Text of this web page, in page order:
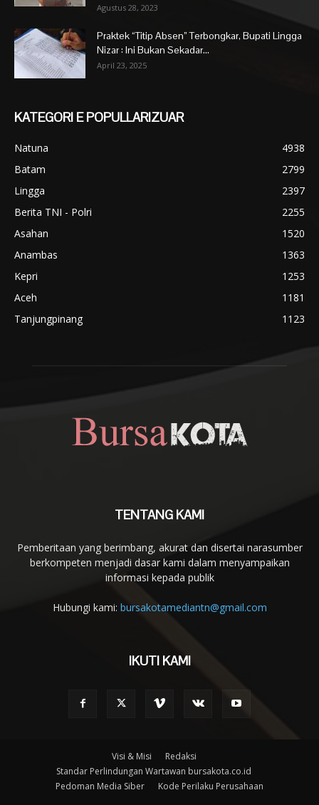
Agustus 28, 2023
Praktek “Titip Absen” Terbongkar, Bupati Lingga
Nizar : Ini Bukan Sekadar...
April 23, 2025
KATEGORI E POPULLARIZUAR
Natuna
4938
Batam
2799
Lingga
2397
Berita TNI - Polri
2255
Asahan
1520
Anambas
1363
Kepri
1253
Aceh
1181
Tanjungpinang
1123
TENTANG KAMI
Pemberitaan yang berimbang, akurat dan disertai narasumber
berkompeten menjadi dasar kami dalam menyampaikan
informasi kepada publik
Hubungi kami: bursakotamediantn@gmail.com
IKUTI KAMI
Visi & Misi
Redaksi
Standar Perlindungan Wartawan bursakota.co.id
Pedoman Media Siber
Kode Perilaku Perusahaan